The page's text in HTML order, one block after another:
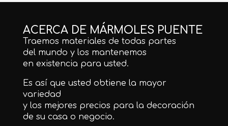
ACERCA DE MÁRMOLES PUENTE
Traemos materiales de todas partes
del mundo y los mantenemos
en existencia para usted.
Es así que usted obtiene la mayor
variedad
y los mejores precios para la decoración
de su casa o negocio.